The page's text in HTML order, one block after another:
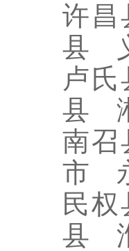
许
县
卢
县
南
市
民
县